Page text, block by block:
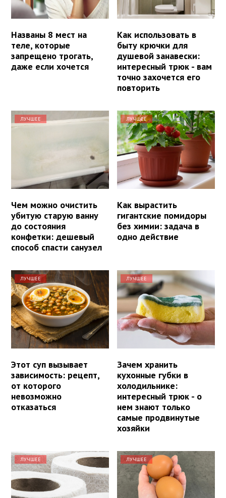
Названы 8 мест на
теле, которые
запрещено трогать,
даже если хочется
Как использовать в
быту крючки для
душевой занавески:
интересный трюк - вам
точно захочется его
повторить
ЛУЧШЕЕ
Чем можно очистить
убитую старую ванну
до состояния
конфетки: дешевый
способ спасти санузел
ЛУЧШЕЕ
Как вырастить
гигантские помидоры
без химии: задача в
одно действие
ЛУЧШЕЕ
Этот суп вызывает
зависимость: рецепт,
от которого
невозможно
отказаться
ЛУЧШЕЕ
Зачем хранить
кухонные губки в
холодильнике:
интересный трюк - о
нем знают только
самые продвинутые
хозяйки
ЛУЧШЕЕ ЛУЧШЕЕ